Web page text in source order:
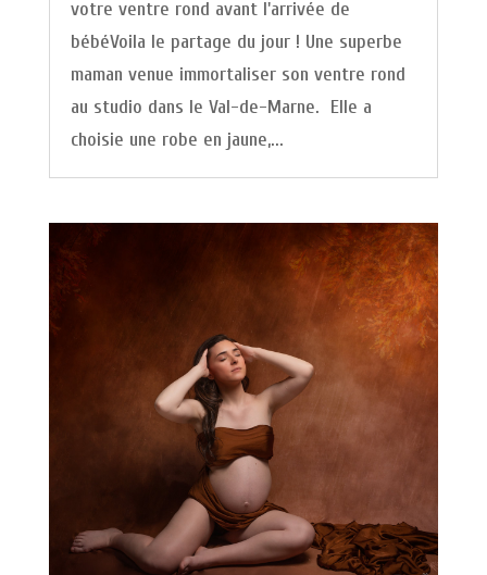
votre ventre rond avant l'arrivée de
bébéVoila le partage du jour ! Une superbe
maman venue immortaliser son ventre rond
au studio dans le Val-de-Marne. Elle a
choisie une robe en jaune,...